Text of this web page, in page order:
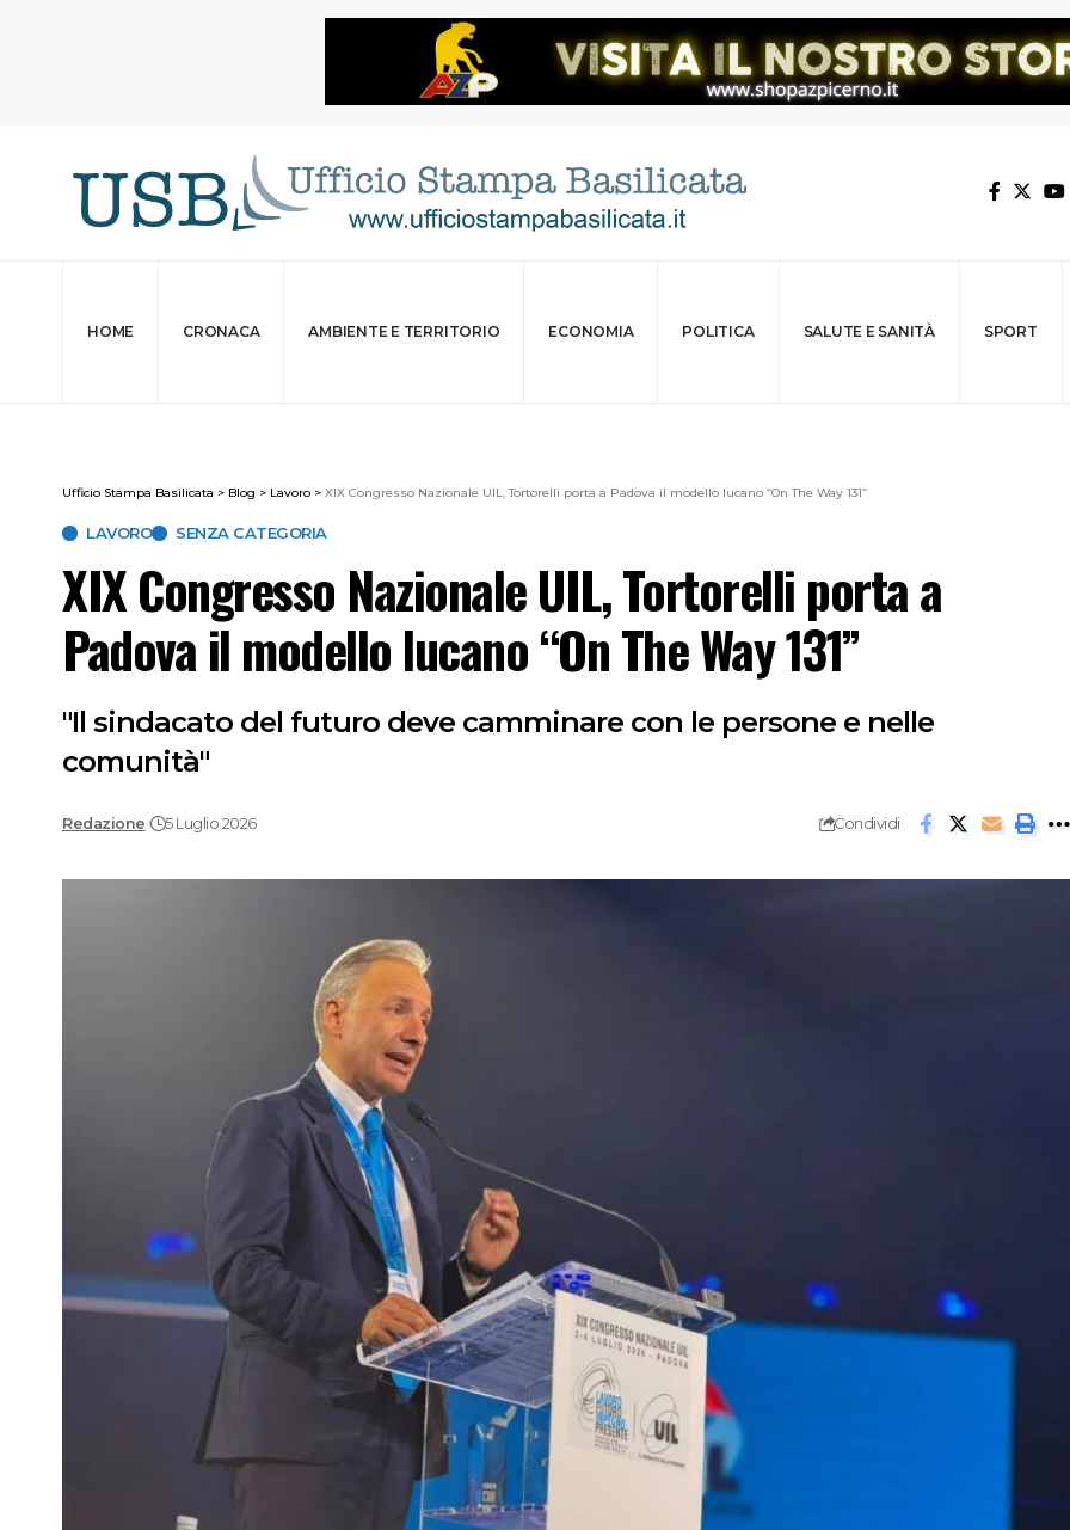
HOME CRONACA AMBIENTE E TERRITORIO ECONOMIA POLITICA SALUTE E SANITÀ SPORT
Ufficio Stampa Basilicata > Blog > Lavoro > XIX Congresso Nazionale UIL, Tortorelli porta a Padova il modello lucano “On The Way 131”
LAVORO SENZA CATEGORIA
XIX Congresso Nazionale UIL, Tortorelli porta a
Padova il modello lucano “On The Way 131”
"Il sindacato del futuro deve camminare con le persone e nelle
comunità"
Redazione 5 Luglio 2026 Condividi